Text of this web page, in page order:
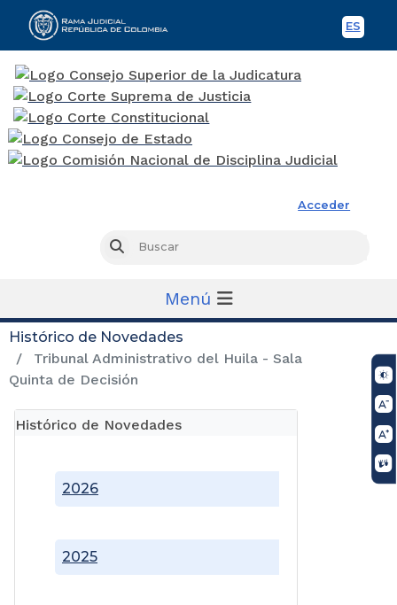
ES
Acceder
Buscar
Menú
Histórico de Novedades
Tribunal Administrativo del Huila - Sala
Quinta de Decisión
Histórico de Novedades
2025
2026